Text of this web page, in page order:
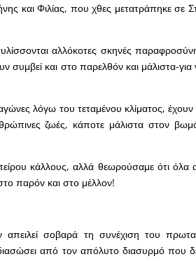
και Φιλίας, που χθες μετατράπηκε σε
αλλόκοτες σκηνές
συμβεί και στο παρελθόν και μάλιστα-
λόγω του τεταμένου κλίματος, έχουν
ζωές, κάποτε μάλιστα στον
κάλλους, αλλά θεωρούσαμε ότι όλα
παρόν και στο μέλλον!
σοβαρά τη συνέχιση του
από τον απόλυτο διασυρμό που